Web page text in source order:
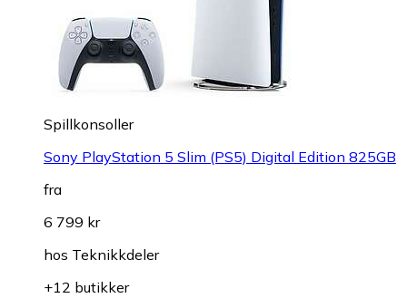
Spillkonsoller
Sony PlayStation 5 Slim (PS5) Digital Edition 825GB
fra
6 799 kr
hos Teknikkdeler
+12 butikker